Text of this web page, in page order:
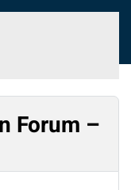
Forum –